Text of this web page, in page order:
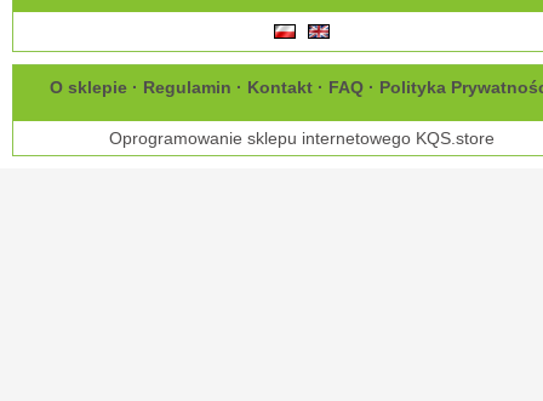
O sklepie · Regulamin · Kontakt · FAQ · Polityka
Oprogramowanie sklepu internetowegoKQS.store